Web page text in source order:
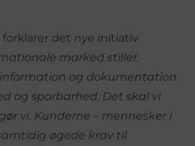
forklarer det nye initiativ
marked stiller
og dokumentation
og sporbarhed. Det skal vi
vi. Kunderne – mennesker i
øgede krav til